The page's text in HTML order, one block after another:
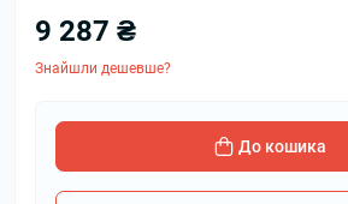
9 287 ₴
Знайшли дешевше?
До кошика